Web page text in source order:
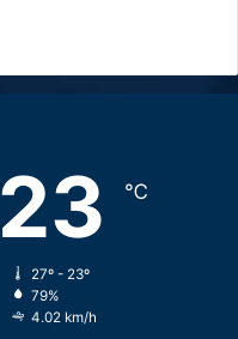
23 ℃
27º - 23º
79%
4.02 km/h